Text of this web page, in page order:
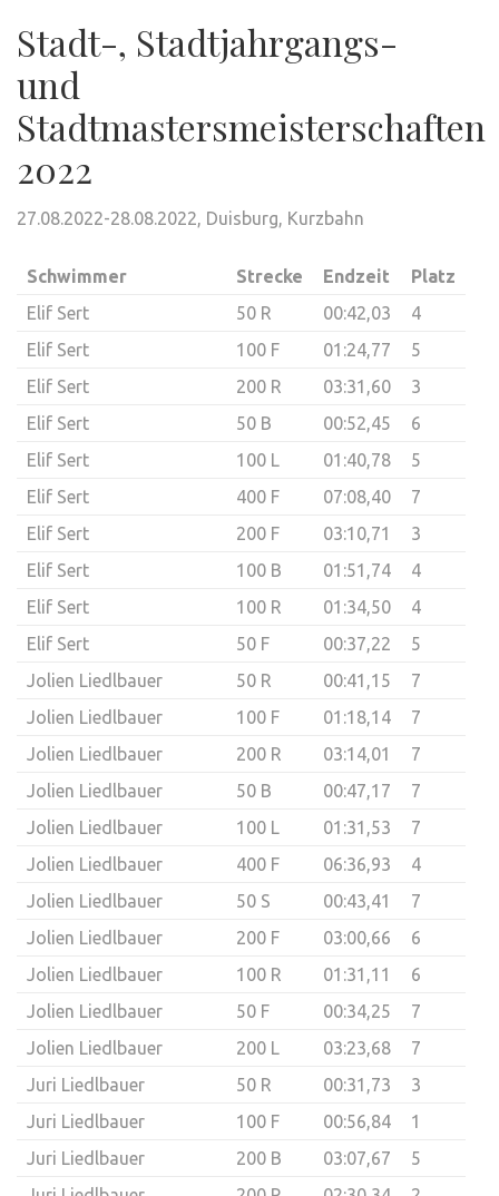
Stadt-, Stadtjahrgangs-
und
Stadtmastersmeisterschaften
2022
27.08.2022-28.08.2022, Duisburg, Kurzbahn
Schwimmer Strecke Endzeit
Platz
Elif Sert
50 R 00:42,03
4
Elif Sert
100 F 01:24,77
5
Elif Sert
200 R 03:31,60
3
Elif Sert
50 B 00:52,45
6
Elif Sert
100 L 01:40,78
5
Elif Sert
400 F 07:08,40
7
Elif Sert
200 F 03:10,71
3
Elif Sert
100 B 01:51,74
4
Elif Sert
100 R 01:34,50
4
Elif Sert
50 F 00:37,22
5
Jolien Liedlbauer
50 R 00:41,15
7
Jolien Liedlbauer
100 F 01:18,14
7
Jolien Liedlbauer
200 R 03:14,01
7
Jolien Liedlbauer
50 B 00:47,17
7
Jolien Liedlbauer
100 L 01:31,53
7
Jolien Liedlbauer
400 F 06:36,93
4
Jolien Liedlbauer
50 S 00:43,41
7
Jolien Liedlbauer
200 F 03:00,66
6
Jolien Liedlbauer
100 R 01:31,11
6
Jolien Liedlbauer
50 F 00:34,25
7
Jolien Liedlbauer
200 L 03:23,68
7
Juri Liedlbauer
50 R 00:31,73
3
Juri Liedlbauer
100 F 00:56,84
1
Juri Liedlbauer
200 B 03:07,67
5